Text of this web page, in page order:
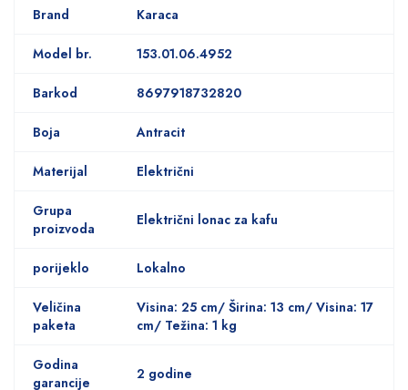
Brand Karaca
Model br. 153.01.06.4952
Barkod 8697918732820
Boja Antracit
Materijal Električni
Grupa
proizvoda
Električni lonac za kafu
porijeklo Lokalno
Veličina
paketa
Visina: 25 cm/ Širina: 13 cm/ Visina: 17
cm/ Težina: 1 kg
Godina
garancije
2 godine